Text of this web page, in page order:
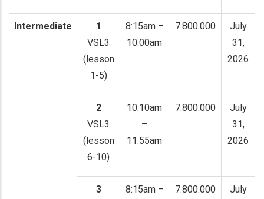
Intermediate
1
VSL3
(lesson
1-5)
8:15am –
10:00am
7.800.000
July
31,
2026
2
VSL3
(lesson
6-10)
10:10am
–
11:55am
7.800.000
July
31,
2026
3
8:15am –
7.800.000
July